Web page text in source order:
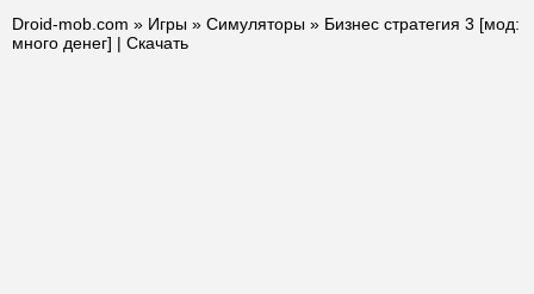
Droid-mob.com » Игры » Симуляторы » Бизнес стратегия 3 [мод:
много денег] | Скачать